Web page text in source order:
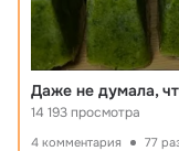
14 193 просмотра
4 комментария 77